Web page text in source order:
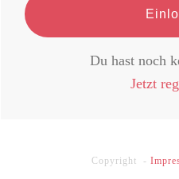
Du hast noch
Jetzt
Copyright -